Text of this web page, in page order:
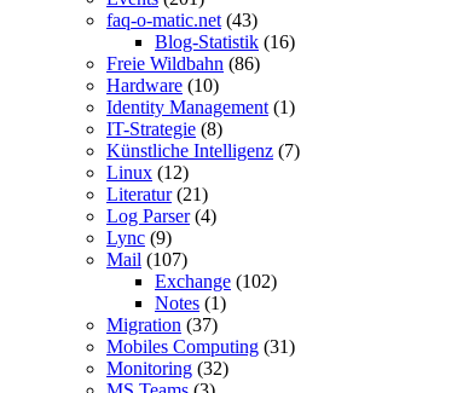
faq-o-matic.net (43)
Blog-Statistik (16)
Freie Wildbahn (86)
Hardware (10)
Identity Management (1)
IT-Strategie (8)
Künstliche Intelligenz (7)
Linux (12)
Literatur(21)
Log Parser(4)
Lync (9)
Mail (107)
Exchange (102)
Notes (1)
Migration (37)
Mobiles Computing (31)
Monitoring (32)